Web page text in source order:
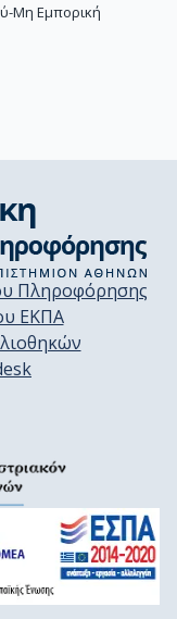
Μη Εμπορική
Πληροφόρησης
ΕΚΠΑ